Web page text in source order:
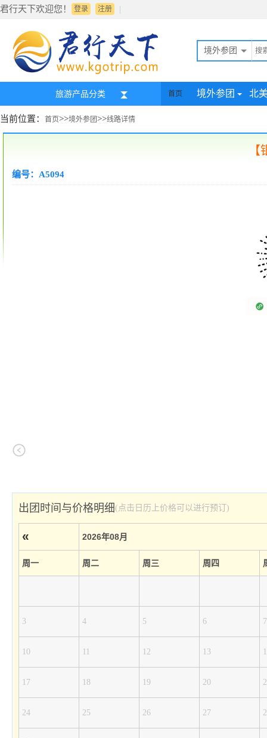
君行天下欢迎您！ 登录 |
注册
境外参团
旅游产品分类 首页 境外参团 北
当前位置： 首页>>境外参团>>线路详情
编号：A5094
出团时间与价格明细(点击日历上价格可以进行预订)
« 2026年08月
周一 周二 周三 周四
3 4 5 6 7
10 11 12 13
17 18 19 20
24 25 26 27